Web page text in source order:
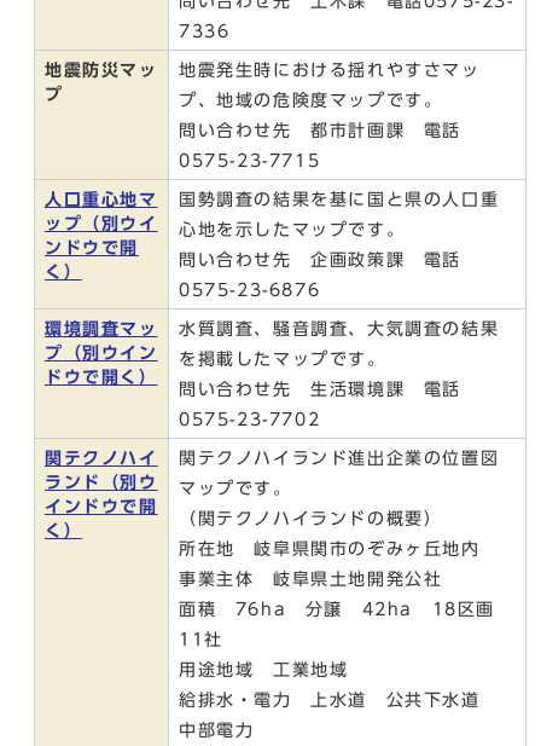
7336
地震防災マッ
プ
地震発生時における揺れやすさマッ
プ、地域の危険度マップです。
問い合わせ先 都市計画課 電話
0575-23-7715
人口重心地マ
ップ （別ウイ
ンドウで開
く）
国勢調査の結果を基に国と県の人口重
心地を示したマップです。
問い合わせ先 企画政策課 電話
0575-23-6876
環境調査マッ
プ
（別ウイン
ドウで開く）
水質調査、騒音調査、大気調査の結果
を掲載したマップです。
問い合わせ先 生活環境課 電話
0575-23-7702
関テクノハイ
ランド
（別ウ
インドウで開
く）
関テクノハイランド進出企業の位置図
マップです。
（関テクノハイランドの概要）
所在地 岐阜県関市のぞみヶ丘地内
事業主体 岐阜県土地開発公社
面積 76ha 分譲 42ha 18区画
11社
用途地域 工業地域
給排水・電力 上水道 公共下水道
中部電力